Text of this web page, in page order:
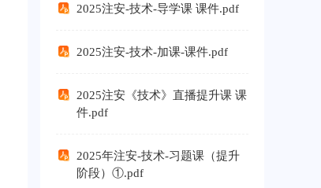
2025注安-技术-导学课 课件.pdf
2025注安-技术-加课-课件.pdf
2025注安《技术》直播提升课 课
件.pdf
2025年注安-技术-习题课（提升
阶段）①.pdf